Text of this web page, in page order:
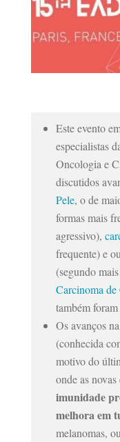
Este evento
especialistas
Oncologia e
discutidos
Pele, o de
formas mais
agressivo),
frequente) e
(segundo
Carcinoma
também
Os avanços
(conhecida
motivo do
onde as novas
imunidade
melhora em
melanomas,